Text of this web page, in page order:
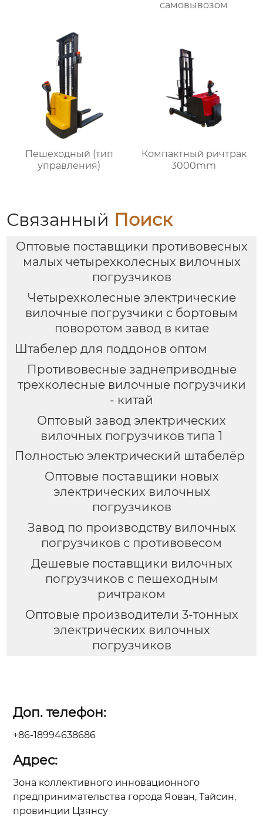
самовывозом
Пешеходный (тип
управления)
Компактный ричтрак
3000mm
Связанный Поиск
Оптовые поставщики противовесных
малых четырехколесных вилочных
погрузчиков
Четырехколесные электрические
вилочные погрузчики с бортовым
поворотом завод в китае
Штабелер для поддонов оптом
Противовесные заднеприводные
трехколесные вилочные погрузчики
- китай
Оптовый завод электрических
вилочных погрузчиков типа 1
Полностью электрический штабелёр
Оптовые поставщики новых
электрических вилочных
погрузчиков
Завод по производству вилочных
погрузчиков с противовесом
Дешевые поставщики вилочных
погрузчиков с пешеходным
ричтраком
Оптовые производители 3-тонных
электрических вилочных
погрузчиков
Доп. телефон:
+86-18994638686
Адрес:
Зона коллективного инновационного
предпринимательства города Яован, Тайсин,
провинции Цзянсу